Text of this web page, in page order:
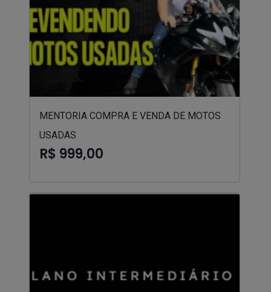
MENTORIA COMPRA E VENDA DE MOTOS
USADAS
R$ 999,00